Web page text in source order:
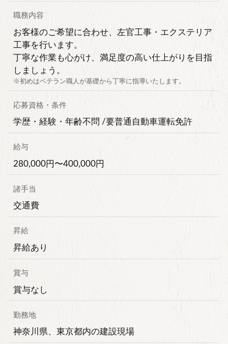
職務内容
お客様のご希望に合わせ、左官工事・エクステリア
工事を行います。
丁寧な作業も心がけ、満足度の高い仕上がりを目指
しましょう。
※初めはベテラン職人が基礎から丁寧に指導いたします。
応募資格・条件
学歴・経験・年齢不問 /要普通自動車運転免許
給与
280,000円〜400,000円
諸手当
交通費
昇給
昇給あり
賞与
賞与なし
勤務地
神奈川県、東京都内の建設現場